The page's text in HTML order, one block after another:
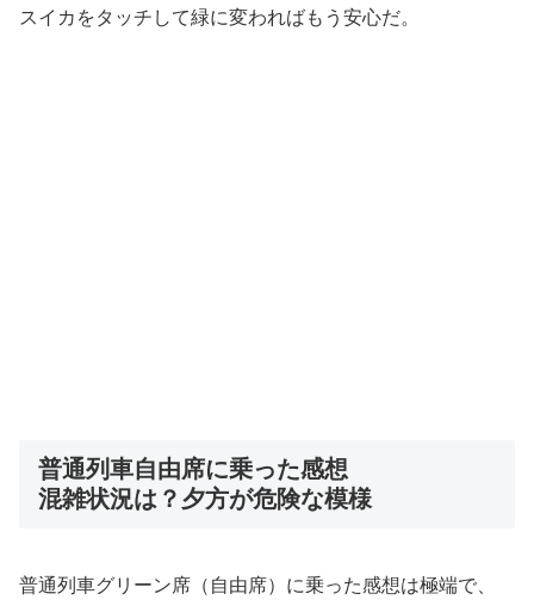
スイカをタッチして緑に変わればもう安心だ。
普通列車自由席に乗った感想
混雑状況は？夕方が危険な模様
普通列車グリーン席（自由席）に乗った感想は極端で、